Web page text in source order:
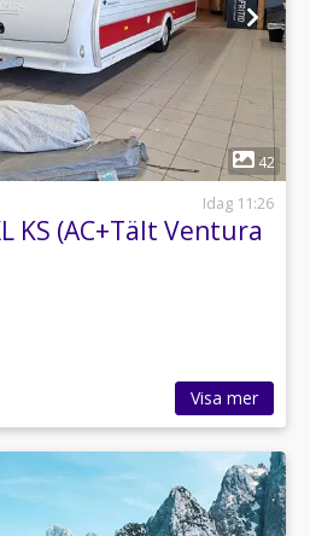
1
42
Idag 11:26
KS (AC+Tält Ventura
Visa mer